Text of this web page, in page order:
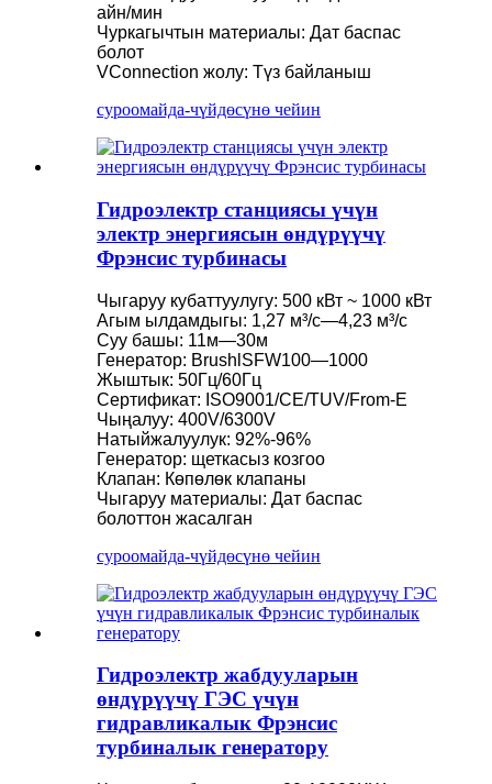
айн/мин
Чуркагычтын материалы: Дат баспас
болот
VConnection жолу: Түз байланыш
суроомайда-чүйдөсүнө чейин
Гидроэлектр станциясы үчүн
электр энергиясын өндүрүүчү
Фрэнсис турбинасы
Чыгаруу кубаттуулугу: 500 кВт ~ 1000 кВт
Агым ылдамдыгы: 1,27 м³/с—4,23 м³/с
Суу башы: 11м—30м
Генератор: BrushlSFW100—1000
Жыштык: 50Гц/60Гц
Сертификат: ISO9001/CE/TUV/From-E
Чыңалуу: 400V/6300V
Натыйжалуулук: 92%-96%
Генератор: щеткасыз козгоо
Клапан: Көпөлөк клапаны
Чыгаруу материалы: Дат баспас
болоттон жасалган
суроомайда-чүйдөсүнө чейин
Гидроэлектр жабдууларын
өндүрүүчү ГЭС үчүн
гидравликалык Фрэнсис
турбиналык генератору